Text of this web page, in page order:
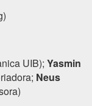
UIB); Yasmin
Neus